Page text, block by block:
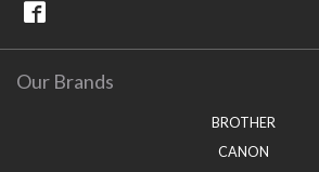
Our Brands
BROTHER
CANON